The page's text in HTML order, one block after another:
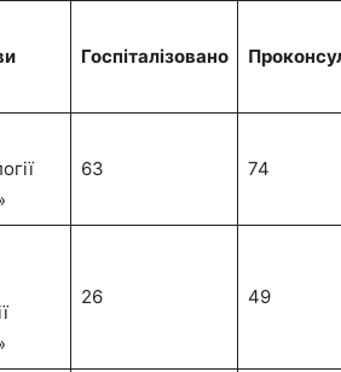
Госпіталізовано
63 74
26 49